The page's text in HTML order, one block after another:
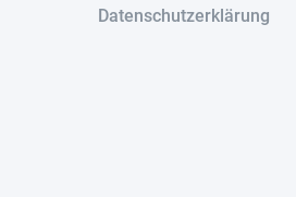
Datenschutzerklärung